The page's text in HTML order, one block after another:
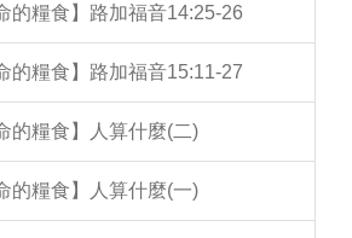
的糧食】路加福音14:25-26
的糧食】路加福音15:11-27
的糧食】人算什麼(二)
的糧食】人算什麼(一)